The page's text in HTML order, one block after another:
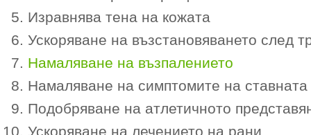
Изравнява тена на кожата
Ускоряване на възстановяването след
Намаляване на възпалението
Намаляване на симптомите на ставната
Подобряване на атлетичното
Ускоряване на лечението на рани